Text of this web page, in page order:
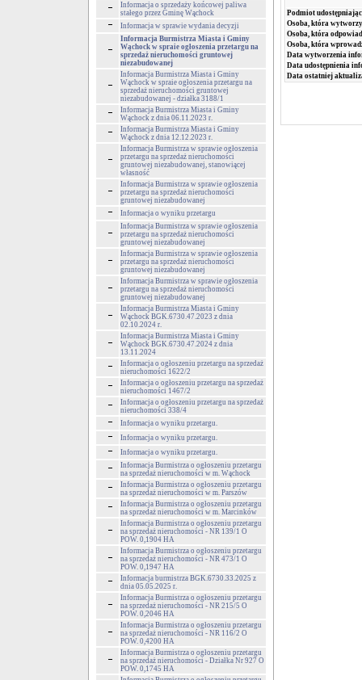
Informacja o sprzedaży końcowej paliwa
stałego przez Gminę Wąchock
Informacja w sprawie wydania decyzji
Informacja Burmistrza Miasta i Gminy
Wąchock w spraie ogłoszenia przetargu na
sprzedaż nieruchomości gruntowej
niezabudowanej
Informacja Burmistrza Miasta i Gminy
Wąchock w spraie ogłoszenia przetargu na
sprzedaż nieruchomości gruntowej
niezabudowanej - działka 3188/1
Informacja Burmistrza Miasta i Gminy
Wąchock z dnia 06.11.2023 r.
Informacja Burmistrza Miasta i Gminy
Wąchock z dnia 12.12.2023 r.
Informacja Burmistrza w sprawie ogłoszenia
przetargu na sprzedaż nieruchomości
gruntowej niezabudowanej, stanowiącej
własność
Informacja Burmistrza w sprawie ogłoszenia
przetargu na sprzedaż nieruchomości
gruntowej niezabudowanej
Informacja o wyniku przetargu
Informacja Burmistrza w sprawie ogłoszenia
przetargu na sprzedaż nieruchomości
gruntowej niezabudowanej
Informacja Burmistrza w sprawie ogłoszenia
przetargu na sprzedaż nieruchomości
gruntowej niezabudowanej
Informacja Burmistrza w sprawie ogłoszenia
przetargu na sprzedaż nieruchomości
gruntowej niezabudowanej
Informacja Burmistrza Miasta i Gminy
Wąchock BGK.6730.47.2023 z dnia
02.10.2024 r.
Informacja Burmistrza Miasta i Gminy
Wąchock BGK.6730.47.2024 z dnia
13.11.2024
Informacja o ogłoszeniu przetargu na sprzedaż
nieruchomości 1622/2
Informacja o ogłoszeniu przetargu na sprzedaż
nieruchomości 1467/2
Informacja o ogłoszeniu przetargu na sprzedaż
nieruchomości 338/4
Informacja o wyniku przetargu.
Informacja o wyniku przetargu.
Informacja o wyniku przetargu.
Informacja Burmistrza o ogłoszeniu przetargu
na sprzedaż nieruchomości w m. Wąchock
Informacja Burmistrza o ogłoszeniu przetargu
na sprzedaż nieruchomości w m. Parszów
Informacja Burmistrza o ogłoszeniu przetargu
na sprzedaż nieruchomości w m. Marcinków
Informacja Burmistrza o ogłoszeniu przetargu
na sprzedaż nieruchomości - NR 139/1 O
POW. 0,1904 HA
Informacja Burmistrza o ogłoszeniu przetargu
na sprzedaż nieruchomości - NR 473/1 O
POW. 0,1947 HA
Informacja burmistrza BGK.6730.33.2025 z
dnia 05.05.2025 r.
Informacja Burmistrza o ogłoszeniu przetargu
na sprzedaż nieruchomości - NR 215/5 O
POW. 0,2046 HA
Informacja Burmistrza o ogłoszeniu przetargu
na sprzedaż nieruchomości - NR 116/2 O
POW. 0,4200 HA
Informacja Burmistrza o ogłoszeniu przetargu
na sprzedaż nieruchomości - Działka Nr 927 O
POW. 0,1745 HA
Podmiot
Osoba, która
Osoba, która
Osoba, która
Data wytworzenia
Data udostępnienia
Data ostatniej